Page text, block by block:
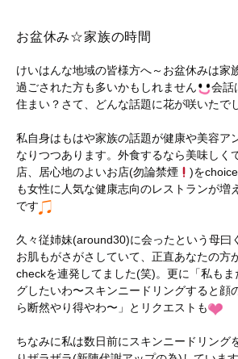
お盆休み☆家族の時間
けいはんな地域の皆様方へ～お盆休みは家
過ごされた方も多いかもしれません
会話
住まい？さて、どんな話題に花が咲いたで
私自身はもはや家族の話題が健康や美容ア
なりつつあります。外食するなら美味しく
店、居心地のよいお店(勿論禁煙
)を
も女性に人気な健康志向のレストランが増
です
久々従姉妹(around30)に会ったという母曰
お肌もがさがさしていて、正直あなたの方
checkを連発してました(笑)。更に「私も
グしたいわ〜スキンニードリングすると顔
ら断然やり得やわ〜」とリクエストも
ちなみに私は数日前にスキンニードリング